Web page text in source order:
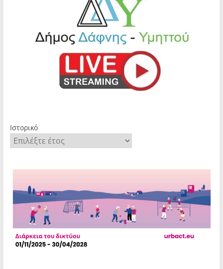
Ιστορικό